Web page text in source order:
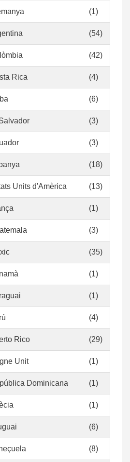
(1)
(54)
(42)
Rica (4)
(6)
(3)
(3)
(18)
Units d'Amèrica (13)
(1)
(3)
(35)
(1)
(1)
(4)
Rico (29)
Unit (1)
Dominicana (1)
(1)
(6)
(8)